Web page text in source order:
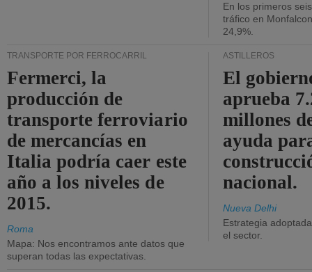
En los primeros
tráfico en
24,9%.
TRANSPORTE POR FERROCARRIL
Fermerci, la
producción de
transporte ferroviario
de mercancías en
Italia podría caer este
año a los niveles de
2015.
Roma
Mapa: Nos encontramos ante datos que
superan todas las expectativas.
ASTILLEROS
El
aprueba
millones
ayuda
nacional.
Nueva Delhi
Estrategia
el sector.